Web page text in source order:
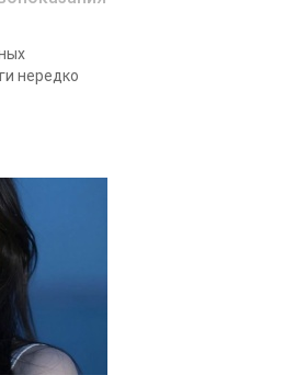
нередко